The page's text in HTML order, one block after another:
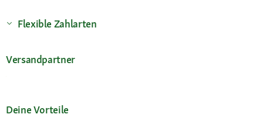
Flexible Zahlarten
Versandpartner
Deine Vorteile